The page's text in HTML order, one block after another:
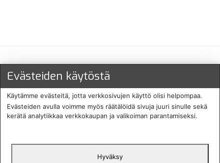
Maksu- ja toimitustavat
Evästeiden käytöstä
Käytämme evästeitä, jotta verkkosivujen käyttö olisi helpompaa.
Evästeiden avulla voimme myös räätälöidä sivuja juuri sinulle sekä
kerätä analytiikkaa verkkokaupan ja valikoiman parantamiseksi.
Hyväksy